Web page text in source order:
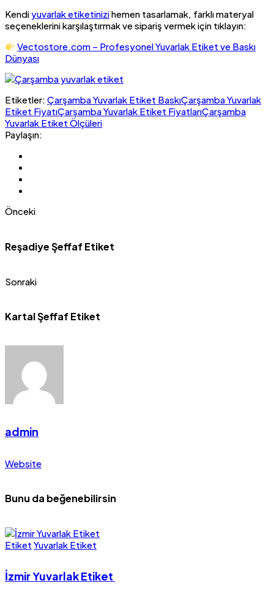
Kendiyuvarlak etiketinizihemen tasarlamak, farklı materyal
seçeneklerini karşılaştırmak ve sipariş vermek için tıklayın:
Vectostore.com – Profesyonel Yuvarlak Etiket ve Baskı
Dünyası
Etiketler: Çarşamba Yuvarlak Etiket BaskıÇarşamba Yuvarlak
Etiket FiyatıÇarşamba Yuvarlak Etiket FiyatlarıÇarşamba
Yuvarlak Etiket Ölçüleri
Paylaşın:
Önceki
Reşadiye Şeffaf Etiket
Sonraki
Kartal Şeffaf Etiket
admin
Website
Bunu da beğenebilirsin
Etiket Yuvarlak Etiket
İzmir Yuvarlak Etiket